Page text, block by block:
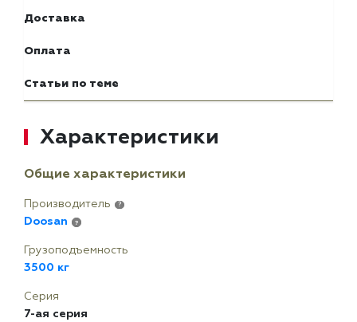
Доставка
Оплата
Статьи по теме
Характеристики
Общие характеристики
Производитель ?
Doosan ?
Грузоподъемность
3500 кг
Серия
7-ая серия